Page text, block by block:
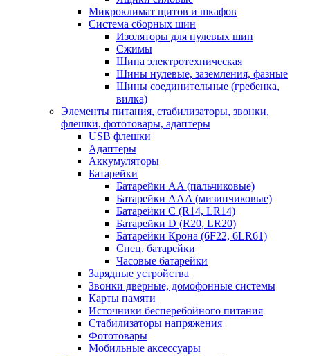
Микроклимат щитов и шкафов
Система сборных шин
Изоляторы для нулевых шин
Сжимы
Шина электротехническая
Шины нулевые, заземления, фазные
Шины соединительные (гребенка,
вилка)
Элементы питания, стабилизаторы, звонки,
флешки, фототовары, адаптеры
USB флешки
Адаптеры
Аккумуляторы
Батарейки
Батарейки AA (пальчиковые)
Батарейки AAA (мизинчиковые)
Батарейки C (R14, LR14)
Батарейки D (R20, LR20)
Батарейки Крона (6F22, 6LR61)
Спец. батарейки
Часовые батарейки
Зарядные устройства
Звонки дверные, домофонные системы
Карты памяти
Источники бесперебойного питания
Стабилизаторы напряжения
Фототовары
Мобильные аксессуары